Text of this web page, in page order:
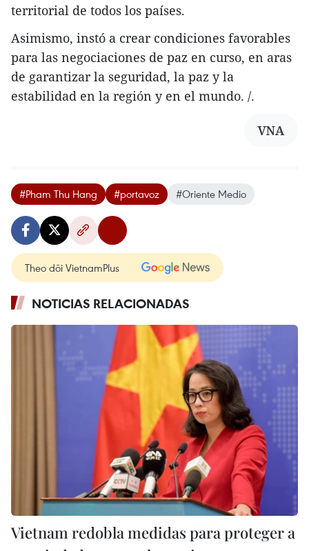
territorial de todos los países.
Asimismo, instó a crear condiciones favorables
para las negociaciones de paz en curso, en aras
de garantizar la seguridad, la paz y la
estabilidad en la región y en el mundo. /.
VNA
#Pham Thu Hang #portavoz #Oriente Medio
Theo dõi VietnamPlus
NOTICIAS RELACIONADAS
Vietnam redobla medidas para proteger a